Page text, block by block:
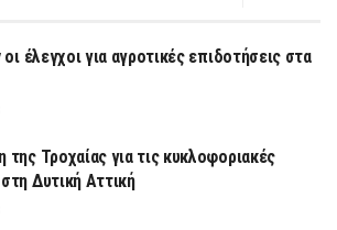
οι έλεγχοι για αγροτικές επιδοτήσεις στα
της Τροχαίας για τις κυκλοφοριακές
Δυτική Αττική